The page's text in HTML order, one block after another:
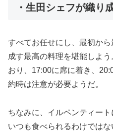
・生田シェフが織り
すべてお任せにし、最初か
成す最高の料理を堪能しよ
おり、17:00に席に着き、
約時は注意が必要ようだ。
ちなみに、イルペンティート
いつも食べられるわけでは